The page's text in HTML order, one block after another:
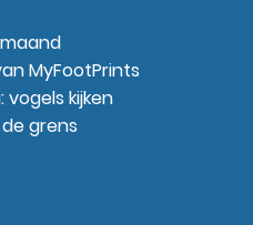
MyFootPrints
kijken
grens